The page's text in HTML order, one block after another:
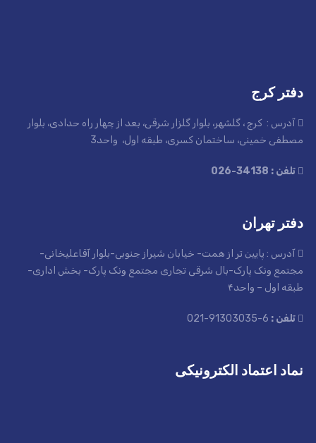
دفتر کرج
آدرس : کرج ، گلشهر، بلوار گلزار شرقی، بعد از چهار راه حدادی، بلوار
مصطفی خمینی، ساختمان کسری، طبقه اول، واحد3
تلفن : 34138-026
دفتر تهران
آدرس : پایین تر از همت- خیابان شیراز جنوبی-بلوار آقاعلیخانی-
مجتمع ونک پارک-بال شرقی تجاری مجتمع ونک پارک- بخش اداری-
طبقه اول – واحد۴
تلفن : 6-91303035-021
نماد اعتماد الکترونیکی